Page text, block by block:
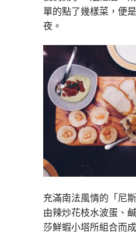
單的點了幾樣菜，便
夜。
充滿南法風情的「尼斯
由辣炒花枝水波蛋、
莎鮮蝦小塔所組合而